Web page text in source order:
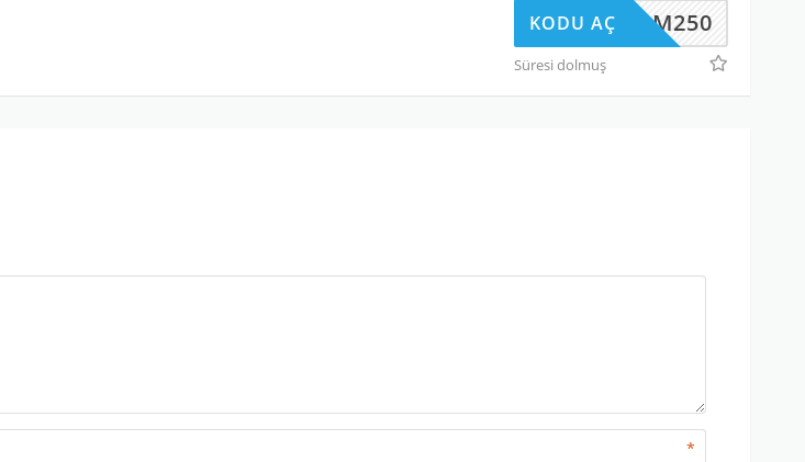
BYRM250
KODU AÇ
Süresi dolmuş
*